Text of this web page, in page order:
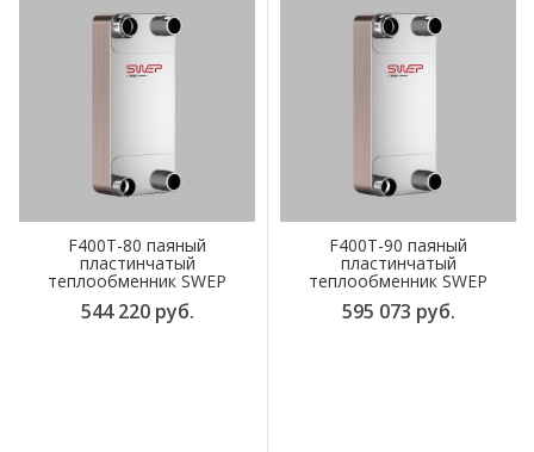
F400T-80 паяный
пластинчатый
теплообменник SWEP
544 220 руб.
F400T-90 паяный
пластинчатый
теплообменник SWEP
595 073 руб.